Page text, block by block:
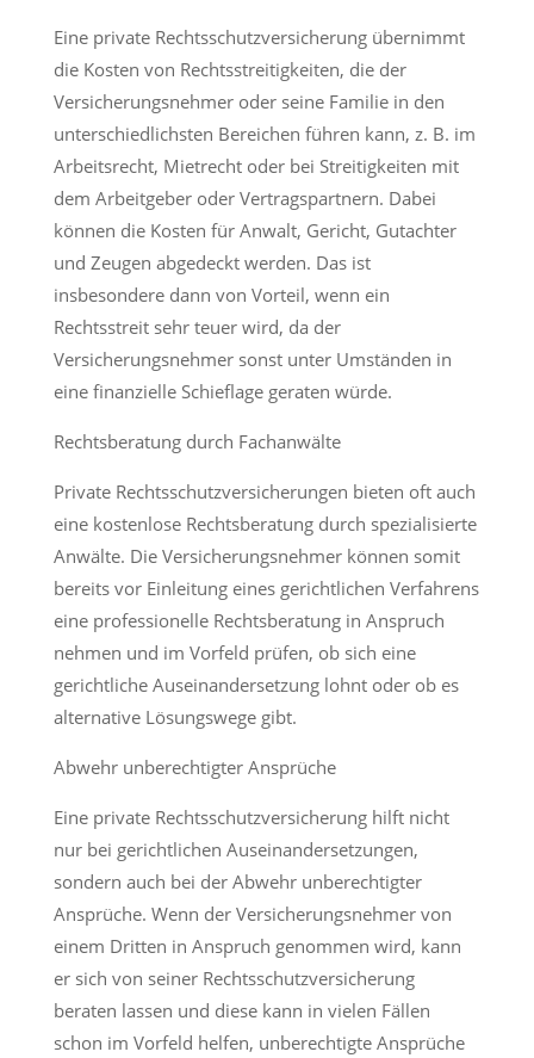
Eine private Rechtsschutzversicherung übernimmt
die Kosten von Rechtsstreitigkeiten, die der
Versicherungsnehmer oder seine Familie in den
unterschiedlichsten Bereichen führen kann, z. B. im
Arbeitsrecht, Mietrecht oder bei Streitigkeiten mit
dem Arbeitgeber oder Vertragspartnern. Dabei
können die Kosten für Anwalt, Gericht, Gutachter
und Zeugen abgedeckt werden. Das ist
insbesondere dann von Vorteil, wenn ein
Rechtsstreit sehr teuer wird, da der
Versicherungsnehmer sonst unter Umständen in
eine finanzielle Schieflage geraten würde.
Rechtsberatung durch Fachanwälte
Private Rechtsschutzversicherungen bieten oft auch
eine kostenlose Rechtsberatung durch spezialisierte
Anwälte. Die Versicherungsnehmer können somit
bereits vor Einleitung eines gerichtlichen Verfahrens
eine professionelle Rechtsberatung in Anspruch
nehmen und im Vorfeld prüfen, ob sich eine
gerichtliche Auseinandersetzung lohnt oder ob es
alternative Lösungswege gibt.
Abwehr unberechtigter Ansprüche
Eine private Rechtsschutzversicherung hilft nicht
nur bei gerichtlichen Auseinandersetzungen,
sondern auch bei der Abwehr unberechtigter
Ansprüche. Wenn der Versicherungsnehmer von
einem Dritten in Anspruch genommen wird, kann
er sich von seiner Rechtsschutzversicherung
beraten lassen und diese kann in vielen Fällen
schon im Vorfeld helfen, unberechtigte Ansprüche